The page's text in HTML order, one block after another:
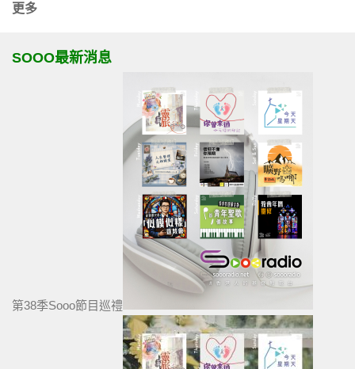
更多
SOOO最新消息
第38季Sooo節目巡禮